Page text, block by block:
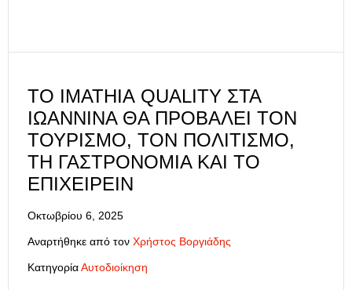
ΤΟ IMATHIA QUALITY ΣΤΑ
ΙΩΆΝΝΙΝΑ ΘΑ ΠΡΟΒΆΛΕΙ ΤΟΝ
ΤΟΥΡΙΣΜΌ, ΤΟΝ ΠΟΛΙΤΙΣΜΌ,
ΤΗ ΓΑΣΤΡΟΝΟΜΊΑ ΚΑΙ ΤΟ
ΕΠΙΧΕΙΡΕΊΝ
Οκτωβρίου 6, 2025
Αναρτήθηκε από τον Χρήστος Βοργιάδης
ΚατηγορίαΑυτοδιοίκηση